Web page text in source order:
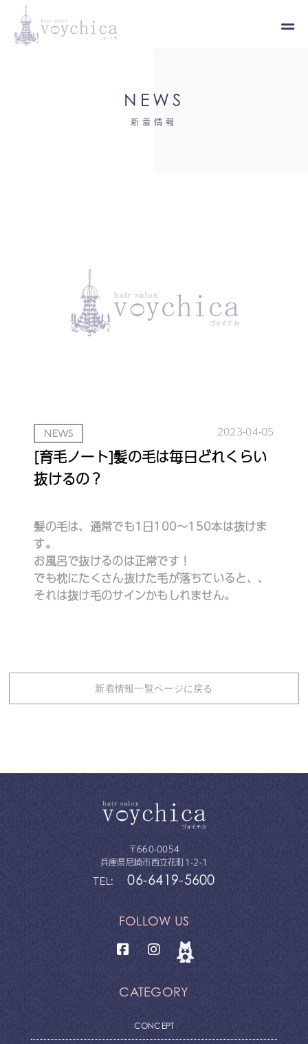
NEWS
新着情報
NEWS 2023-04-05
[育毛ノート]髪の毛は毎日どれくらい
抜けるの？
髪の毛は、通常でも1日100〜150本は抜けま
す。
お風呂で抜けるのは正常です！
でも枕にたくさん抜けた毛が落ちていると、、
それは抜け毛のサインかもしれません。
新着情報一覧ページに戻る
〒660-0054
兵庫県尼崎市西立花町1-2-1
TEL: 06-6419-5600
FOLLOW US
CATEGORY
CONCEPT